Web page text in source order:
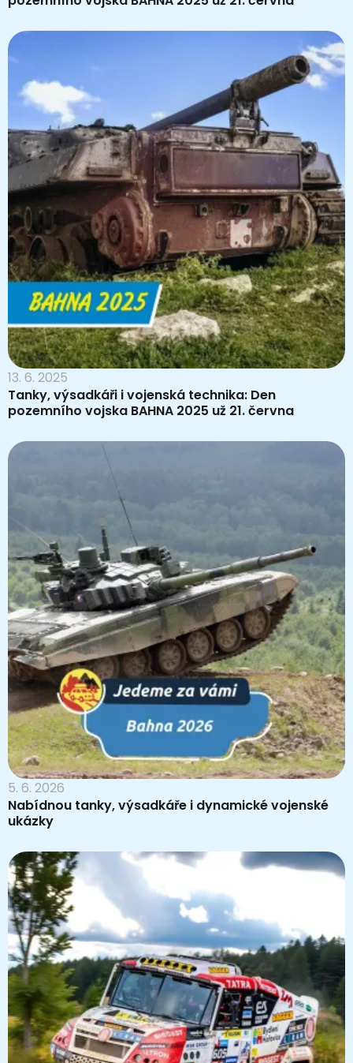
13. 6. 2025
Tanky, výsadkáři i vojenská technika: Den
pozemního vojska BAHNA 2025 už 21. června
5. 6. 2026
Nabídnou tanky, výsadkáře i dynamické vojenské
ukázky